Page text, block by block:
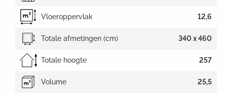
Vloeroppervlak 12,6
Totale afmetingen (cm) 340 x 460
Totale hoogte 257
Volume 25,5